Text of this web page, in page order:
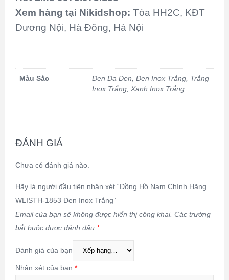
Xem hàng tại Nikidshop: Tòa HH2C, KĐT
Dương Nội, Hà Đông, Hà Nội
Màu Sắc Đen Da Đen, Đen Inox Trắng, Trắng
Inox Trắng, Xanh Inox Trắng
ĐÁNH GIÁ
Chưa có đánh giá nào.
Hãy là người đầu tiên nhận xét “Đồng Hồ Nam Chính Hãng
WLISTH-1853 Đen Inox Trắng”
Email của bạn sẽ không được hiển thị công khai. Các trường
bắt buộc được đánh dấu *
Đánh giá của bạn
Nhận xét của bạn *